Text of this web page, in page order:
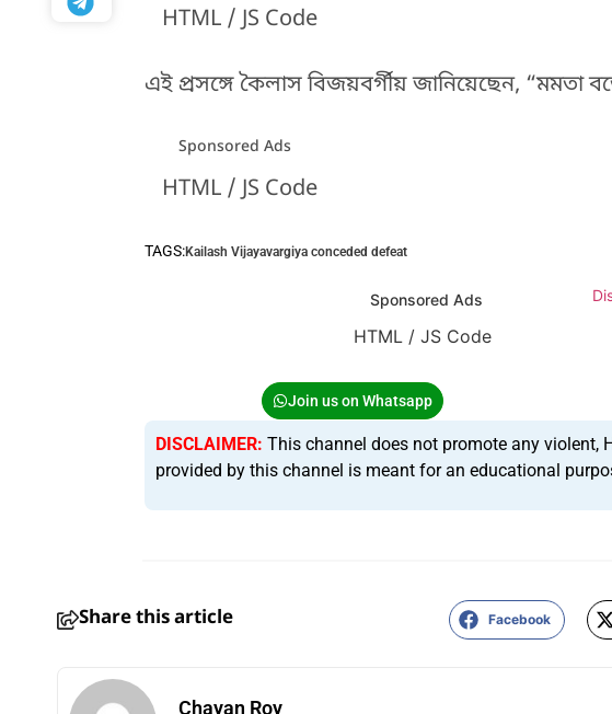
HTML / JS Code
এই প্রসঙ্গে কৈলাস বিজয়বর্গীয় জানিয়েছেন, “মমতা
Sponsored Ads
HTML / JS Code
TAGS:Kailash Vijayavargiya conceded defeat
Sponsored Ads
HTML / JS Code
Join us on Whatsapp
DISCLAIMER: This channel does not promote any violent,
provided by this channel is meant for an educational
Share this article Facebook
Chayan Roy
HTML / JS Code